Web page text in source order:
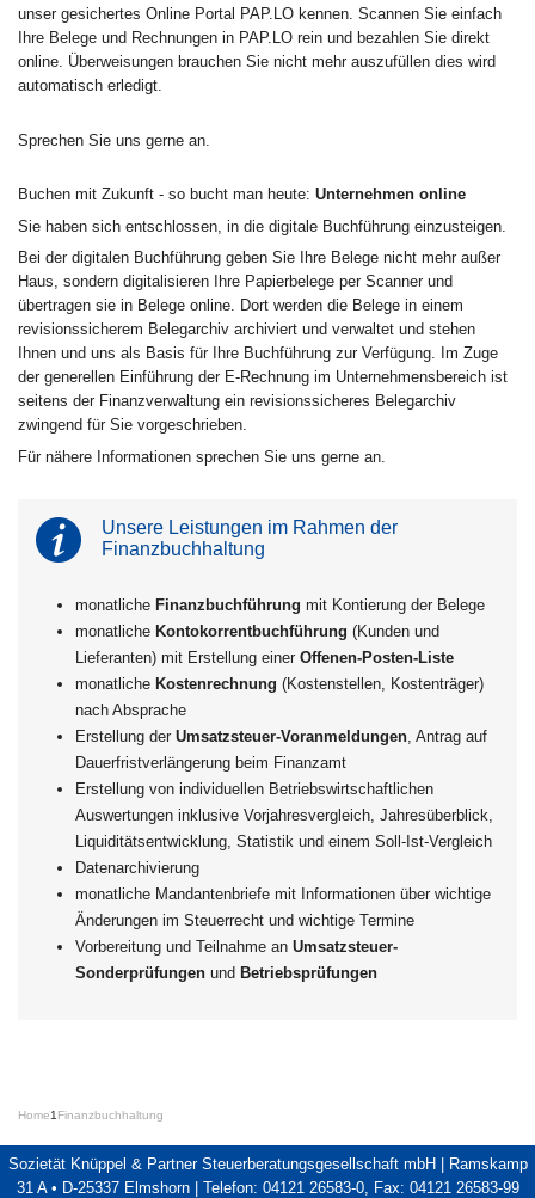
unser gesichertes Online Portal PAP.LO kennen. Scannen Sie einfach
Ihre Belege und Rechnungen in PAP.LO rein und bezahlen Sie direkt
online. Überweisungen brauchen Sie nicht mehr auszufüllen dies wird
automatisch erledigt.
Sprechen Sie uns gerne an.
Buchen mit Zukunft - so bucht man heute: Unternehmen online
Sie haben sich entschlossen, in die digitale Buchführung einzusteigen.
Bei der digitalen Buchführung geben Sie Ihre Belege nicht mehr außer
Haus, sondern digitalisieren Ihre Papierbelege per Scanner und
übertragen sie in Belege online. Dort werden die Belege in einem
revisionssicherem Belegarchiv archiviert und verwaltet und stehen
Ihnen und uns als Basis für Ihre Buchführung zur Verfügung. Im Zuge
der generellen Einführung der E-Rechnung im Unternehmensbereich ist
seitens der Finanzverwaltung ein revisionssicheres Belegarchiv
zwingend für Sie vorgeschrieben.
Für nähere Informationen sprechen Sie uns gerne an.
Unsere Leistungen im Rahmen der
Finanzbuchhaltung
monatliche Finanzbuchführung mit Kontierung der Belege
monatliche Kontokorrentbuchführung (Kunden und
Lieferanten) mit Erstellung einer Offenen-Posten-Liste
monatliche Kostenrechnung (Kostenstellen, Kostenträger)
nach Absprache
Erstellung der Umsatzsteuer-Voranmeldungen, Antrag auf
Dauerfristverlängerung beim Finanzamt
Erstellung von individuellen Betriebswirtschaftlichen
Auswertungen inklusive Vorjahresvergleich, Jahresüberblick,
Liquiditätsentwicklung, Statistik und einem Soll-Ist-Vergleich
Datenarchivierung
monatliche Mandantenbriefe mit Informationen über wichtige
Änderungen im Steuerrecht und wichtige Termine
Vorbereitung und Teilnahme an Umsatzsteuer-
Sonderprüfungenund Betriebsprüfungen
Home1 Finanzbuchhaltung
Sozietät Knüppel & Partner Steuerberatungsgesellschaft mbH | Ramskamp
31 A • D-25337 Elmshorn | Telefon: 04121 26583-0, Fax: 04121 26583-99